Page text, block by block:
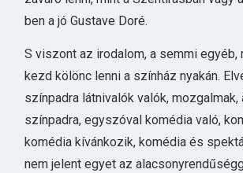
ben a jó Gustave Doré.
S viszont az irodalom, a semmi egyéb,
kezd kölönc lenni a színház nyakán.
színpadra látnivalók valók, mozgalmak,
színpadra, egyszóval komédia való,
komédia kívánkozik, komédia és
nem jelent egyet az